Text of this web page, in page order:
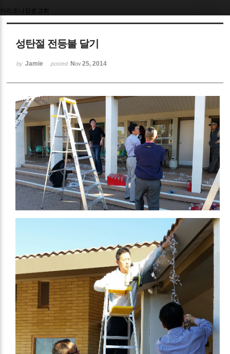
아리조나장로교회
성탄절 전등불 달기
by Jamie posted Nov 25, 2014
Sketchbook5, 스케치북5
Sketchbook5, 스케치북5